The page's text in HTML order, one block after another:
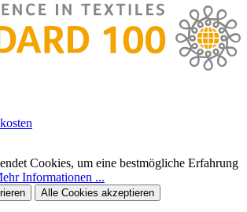
Cookies, um eine bestmögliche Erfahrung
Informationen ...
Alle Cookies akzeptieren